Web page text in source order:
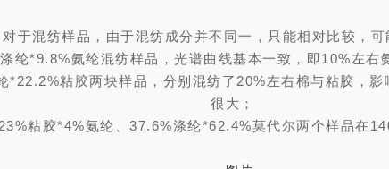
对于混纺样品，由于混纺成分并不同一，只能相对比较，可
纶*9.8%氨纶混纺样品，光谱曲线基本一致，即10%左右
*22.2%粘胶两块样品，分别混纺了20%左右棉与粘胶，
很大；
粘胶*4%氨纶、 37.6%涤纶*62.4%莫代尔两个样品在